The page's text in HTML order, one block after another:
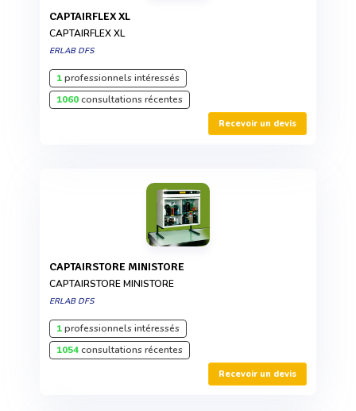
CAPTAIRFLEX XL
CAPTAIRFLEX XL
ERLAB DFS
1professionnels intéressés
1060consultations récentes
Recevoir un devis
CAPTAIRSTORE MINISTORE
CAPTAIRSTORE MINISTORE
ERLAB DFS
1professionnels intéressés
1054consultations récentes
Recevoir un devis